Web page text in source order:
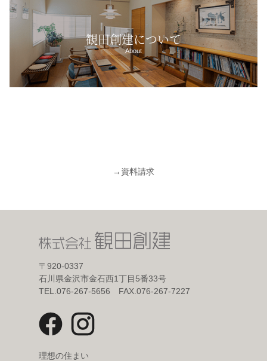
観田創建について
About
→ 資料請求
〒920-0337
石川県金沢市金石西1丁目5番33号
TEL.076-267-5656 FAX.076-267-7227
理想の住まい